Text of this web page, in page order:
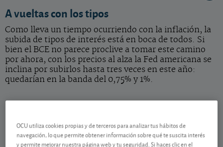
A vueltas con los tipos
Como lleva un tiempo ocurriendo con la inflación, la
subida de tipos de interés está en boca de todos. Si
bien el BCE no parece proclive a tomar este camino
por ahora, con los precios al alza la Fed americana se
inclina por subirlos hasta tres veces en este año:
quedarían en la banda del 0,75% y 1%.
La subida encarecería el crédito en Estados Unidos
y las consecuencias no tardarían en llegar al resto
OCU utiliza cookies propias y de terceros para analizar tus hábitos de
navegación, lo que permite obtener información sobre qué te suscita interés
y permite mejorar nuestra página web y tu seguridad. Si haces clic en el